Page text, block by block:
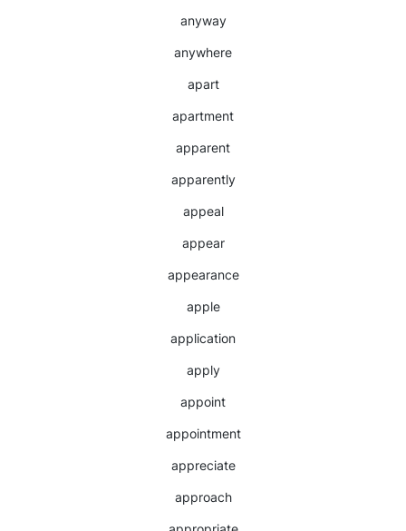
anyway
anywhere
apart
apartment
apparent
apparently
appeal
appear
appearance
apple
application
apply
appoint
appointment
appreciate
approach